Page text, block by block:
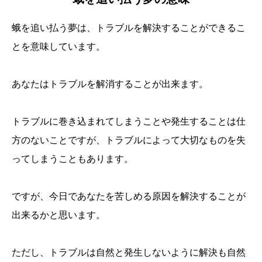
蛾を追い払う夢は、トラブルを解決することができるこ
とを意味しています。
あなたはトラブルを解消することが出来ます。
トラブルに巻き込まれてしまうことや発生することは仕
方のないことですが、トラブルによって大切なものを失
ってしまうこともあります。
ですが、今日であなたを苦しめる原因を解決することが
出来るかと思います。
ただし、トラブルは自然と発生しないように解決も自然